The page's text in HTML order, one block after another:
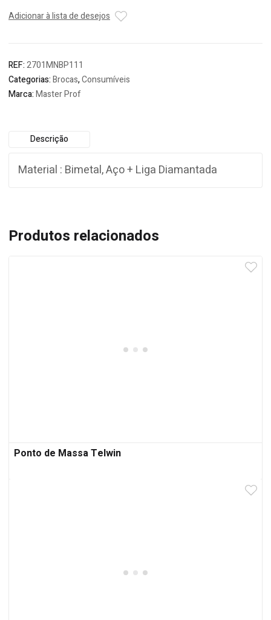
Adicionar à lista de desejos
REF:2701MNBP111
Categorias:Brocas,Consumíveis
Marca:Master Prof
Descrição
Material : Bimetal, Aço + Liga Diamantada
Produtos relacionados
Ponto de Massa Telwin